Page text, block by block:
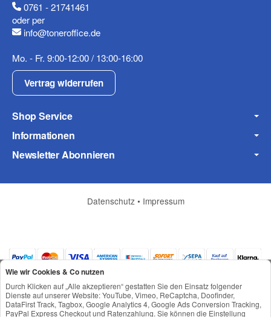
Mobiltelefon
Fax
Frage zum Artikel
0761 - 21741461
oder per
info@toneroffice.de
Mo. - Fr. 9:00-12:00 / 13:00-16:00
Vertrag widerrufen
Shop Service
Informationen
Newsletter Abonnieren
Datenschutz • Impressum
Wie wir Cookies & Co nutzen
Durch Klicken auf „Alle akzeptieren“ gestatten Sie den Einsatz folgender
Dienste auf unserer Website: YouTube, Vimeo, ReCaptcha, Doofinder,
DataFirst Track, Tagbox, Google Analytics 4, Google Ads Conversion Tracking,
PayPal Express Checkout und Ratenzahlung. Sie können die Einstellung